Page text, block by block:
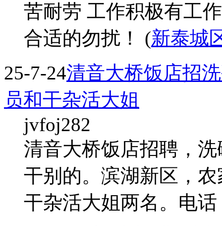
苦耐劳 工作积极有工
合适的勿扰！ (新泰城
25-7-24清音大桥饭店招
员和干杂活大姐
jvfoj282
清音大桥饭店招聘，
干别的。滨湖新区，
干杂活大姐两名。电话